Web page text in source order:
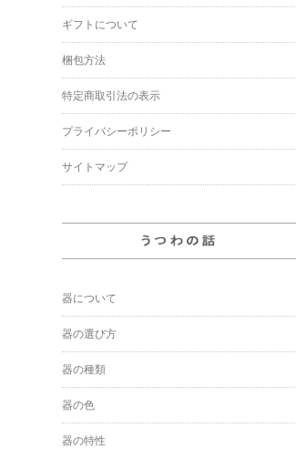
ギフトについて
梱包方法
特定商取引法の表示
プライバシーポリシー
サイトマップ
器について
器の選び方
器の種類
器の色
器の特性